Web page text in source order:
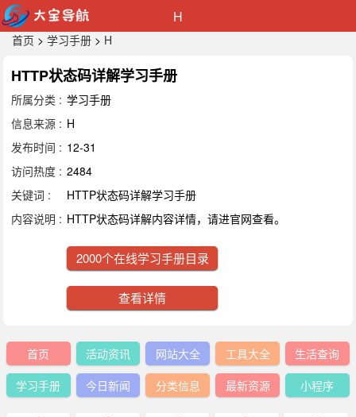
H
首页 > 学习手册 > H
HTTP状态码详解学习手册
所属分类 : 学习手册
信息来源 : H
发布时间 : 12-31
访问热度 : 2484
关键词 :
HTTP状态码详解学习手册
内容说明 : HTTP状态码详解内容详情，请进官网查看。
2000个在线学习手册目录
查看详情
首页 活动资讯 网站大全 工具大全
生活查询
学习手册
今日新闻 分类信息 最新资源 小程序